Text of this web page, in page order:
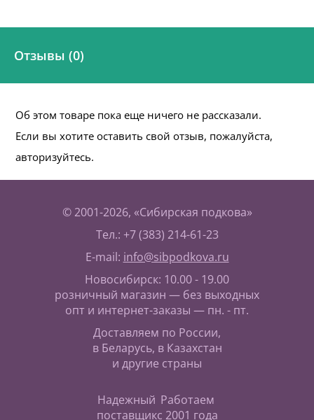
Отзывы (0)
Об этом товаре пока еще ничего не рассказали.
Если вы хотите оставить свой отзыв, пожалуйста,
авторизуйтесь.
© 2001-2026, «Сибирская подкова»
Тел.: +7 (383) 214-61-23
E-mail: info@sibpodkova.ru
Новосибирск: 10.00 - 19.00
розничный магазин — без выходных
опт и интернет-заказы — пн. - пт.
Доставляем по России,
в Беларусь, в Казахстан
и другие страны
Надежный
поставщик
Работаем
с 2001 года